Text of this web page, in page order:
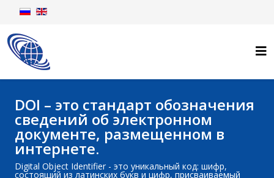
DOI – это стандарт обозначения
сведений об электронном
документе, размещенном в
интернете.
Digital Object Identifier - это уникальный код: шифр,
состоящий из латинских букв и цифр, присваиваемый